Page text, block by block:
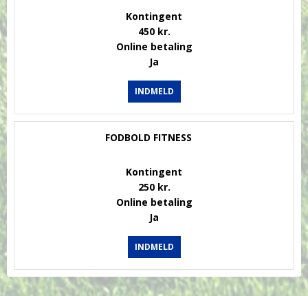
Kontingent
450 kr.
Online betaling
Ja
INDMELD
FODBOLD FITNESS
Kontingent
250 kr.
Online betaling
Ja
INDMELD